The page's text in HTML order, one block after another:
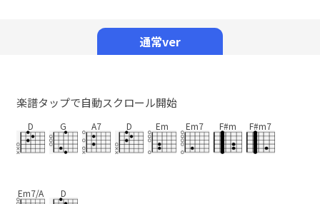
通常ver
楽譜タップで自動スクロール開始
D G A7 D Em Em7 F#m F#m7
Em7/A D